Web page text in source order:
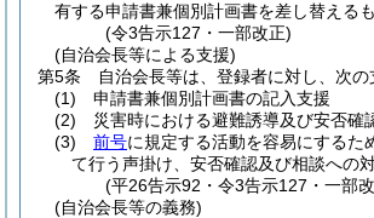
有する申請書兼個別計画書を差し替えるも
(令3告示127・一部改正)
(自治会長等による支援)
第5条
自治会長等は、登録者に対し、次の
(1)
申請書兼個別計画書の記入支援
(2)
災害時における避難誘導及び安否確
(3)
前号に規定する活動を容易にするた
て行う声掛け、安否確認及び相談への
(平26告示92・令3告示127・一部
(自治会長等の義務)